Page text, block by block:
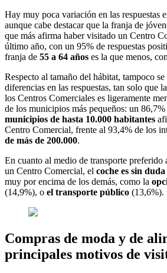
Hay muy poca variación en las respuestas
aunque cabe destacar que la franja de
que más afirma haber visitado un Centro
último año, con un 95% de respuestas
franja de 55 a 64 años es la que menos,
Respecto al tamaño del hábitat, tampoco
diferencias en las respuestas, tan solo que
los Centros Comerciales es ligeramente
de los municipios más pequeños: un
municipios de hasta 10.000 habitantes
Centro Comercial, frente al 93,4% de los
de más de 200.000.
En cuanto al medio de transporte preferido
un Centro Comercial, el coche es sin
muy por encima de los demás, como la
(14,9%), o el transporte público (13,6%).
Compras de moda y de
principales motivos de